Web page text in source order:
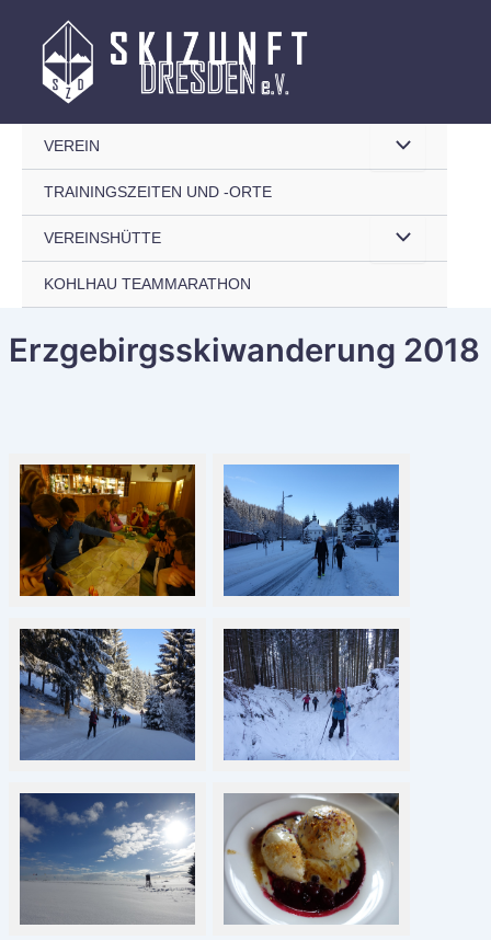
springen
VEREIN Menü
TRAININGSZEITEN UND -ORTE
VEREINSHÜTTE Menü
KOHLHAU TEAMMARATHON
Erzgebirgsskiwanderung 2018